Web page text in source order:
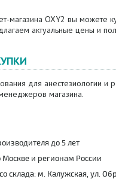
магазина OXY2 вы можете
актуальные цены и
для анестезиологии и
магазина.
до 5 лет
Москве и регионам России
склада: м. Калужская, ул.